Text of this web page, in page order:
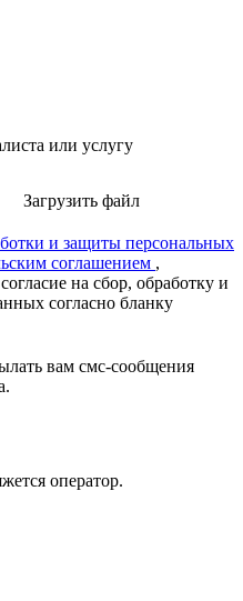
или услугу
Загрузить файл
и защиты персональных
соглашением ,
на сбор, обработку и
согласно бланку
вам смс-сообщения
оператор.